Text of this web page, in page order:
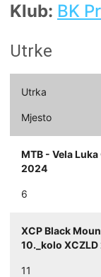
Klub: BK
Utrke
Utrka
Mjesto
MTB - Vela
2024
6
XCP Black
10._kolo
11